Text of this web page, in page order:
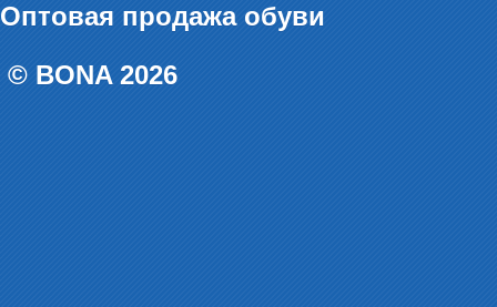
Оптовая продажа обуви
© BONA 2026